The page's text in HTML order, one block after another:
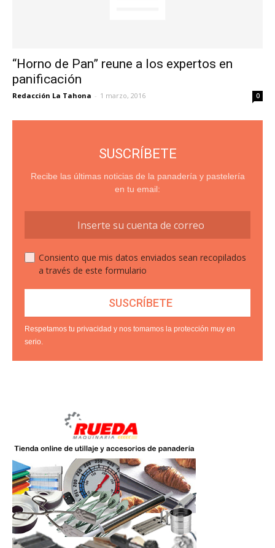
“Horno de Pan” reune a los expertos en
panificación
Redacción La Tahona - 1 marzo, 2016 0
SUSCRÍBETE
Recibe las últimas noticias de la panadería y pastelería
en tu email:
Consiento que mis datos enviados sean recopilados
a través de este formulario
Respetamos tu privacidad y nos tomamos la protección muy en
serio.